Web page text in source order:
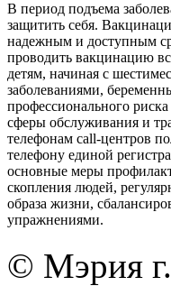
В период подъема
защитить себя.
надежным и доступным
проводить вакцинацию
детям, начиная с
заболеваниями,
профессионального
сферы обслуживания и
телефонам call-центров
телефону единой
основные меры
скопления людей,
образа жизни,
упражнениями.
© Мэрия г.